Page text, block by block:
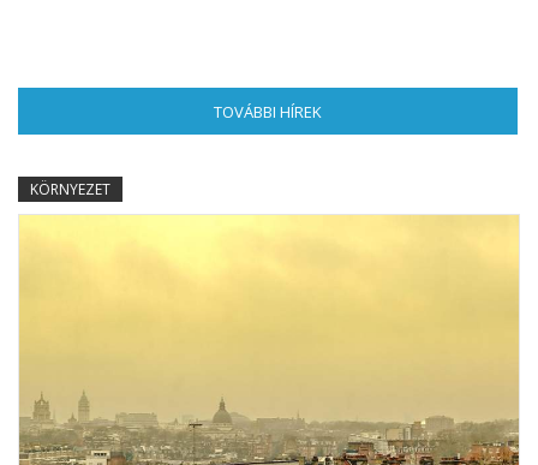
TOVÁBBI HÍREK
KÖRNYEZET